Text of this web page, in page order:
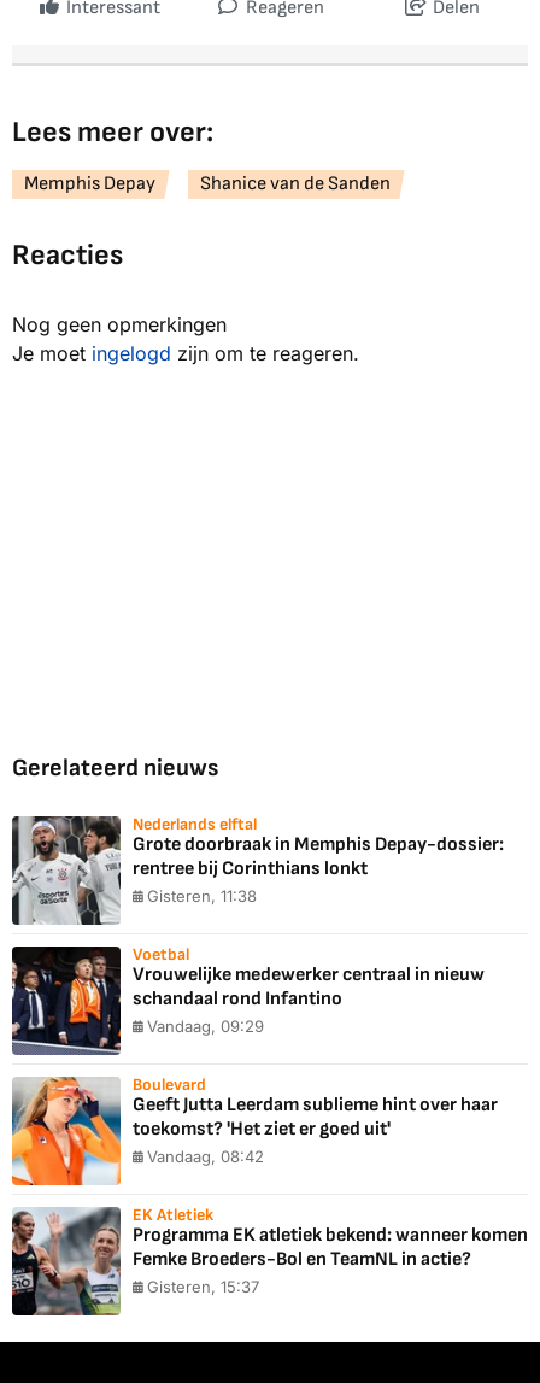
Interessant Reageren Delen
Lees meer over:
Memphis Depay Shanice van de Sanden
Reacties
Nog geen opmerkingen
Je moet ingelogd zijn om te reageren.
Gerelateerd nieuws
Nederlands elftal
Grote doorbraak in Memphis Depay-dossier:
rentree bij Corinthians lonkt
Gisteren, 11:38
Voetbal
Vrouwelijke medewerker centraal in nieuw
schandaal rond Infantino
Vandaag, 09:29
Boulevard
Geeft Jutta Leerdam sublieme hint over haar
toekomst? 'Het ziet er goed uit'
Vandaag, 08:42
EK Atletiek
Programma EK atletiek bekend: wanneer komen
Femke Broeders-Bol en TeamNL in actie?
Gisteren, 15:37